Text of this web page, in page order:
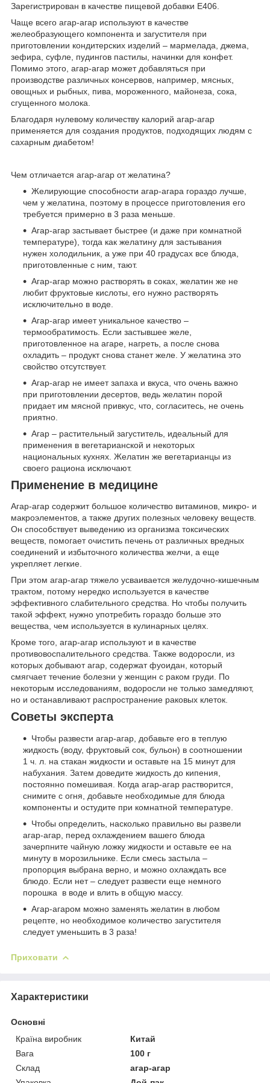
Зарегистрирован в качестве пищевой добавки Е406.
Чаще всего агар-агар используют в качестве
желеобразующего компонента и загустителя при
приготовлении кондитерских изделий – мармелада, джема,
зефира, суфле, пудингов пастилы, начинки для конфет.
Помимо этого, агар-агар может добавляться при
производстве различных консервов, например, мясных,
овощных и рыбных, пива, мороженного, майонеза, сока,
сгущенного молока.
Благодаря нулевому количеству калорий агар-агар
применяется для создания продуктов, подходящих людям с
сахарным диабетом!
Чем отличается агар-агар от желатина?
Желирующие способности агар-агара гораздо лучше,
чем у желатина, поэтому в процессе приготовления его
требуется примерно в 3 раза меньше.
Агар-агар застывает быстрее (и даже при комнатной
температуре), тогда как желатину для застывания
нужен холодильник, а уже при 40 градусах все блюда,
приготовленные с ним, тают.
Агар-агар можно растворять в соках, желатин же не
любит фруктовые кислоты, его нужно растворять
исключительно в воде.
Агар-агар имеет уникальное качество –
термообратимость. Если застывшее желе,
приготовленное на агаре, нагреть, а после снова
охладить – продукт снова станет желе. У желатина это
свойство отсутствует.
Агар-агар не имеет запаха и вкуса, что очень важно
при приготовлении десертов, ведь желатин порой
придает им мясной привкус, что, согласитесь, не очень
приятно.
Агар – растительный загуститель, идеальный для
применения в вегетарианской и некоторых
национальных кухнях. Желатин же вегетарианцы из
своего рациона исключают.
Применение в медицине
Агар-агар содержит большое количество витаминов, микро- и
макроэлементов, а также других полезных человеку веществ.
Он способствует выведению из организма токсических
веществ, помогает очистить печень от различных вредных
соединений и избыточного количества желчи, а еще
укрепляет легкие.
При этом агар-агар тяжело усваивается желудочно-кишечным
трактом, потому нередко используется в качестве
эффективного слабительного средства. Но чтобы получить
такой эффект, нужно употребить гораздо больше это
вещества, чем используется в кулинарных целях.
Кроме того, агар-агар используют и в качестве
противовоспалительного средства. Также водоросли, из
которых добывают агар, содержат фуоидан, который
смягчает течение болезни у женщин с раком груди. По
некоторым исследованиям, водоросли не только замедляют,
но и останавливают распространение раковых клеток.
Советы эксперта
Чтобы развести агар-агар, добавьте его в теплую
жидкость (воду, фруктовый сок, бульон) в соотношении
1 ч. л. на стакан жидкости и оставьте на 15 минут для
набухания. Затем доведите жидкость до кипения,
постоянно помешивая. Когда агар-агар растворится,
снимите с огня, добавьте необходимые для блюда
компоненты и остудите при комнатной температуре.
Чтобы определить, насколько правильно вы развели
агар-агар, перед охлаждением вашего блюда
зачерпните чайную ложку жидкости и оставьте ее на
минуту в морозильнике. Если смесь застыла –
пропорция выбрана верно, и можно охлаждать все
блюдо. Если нет – следует развести еще немного
порошка в воде и влить в общую массу.
Агар-агаром можно заменять желатин в любом
рецепте, но необходимое количество загустителя
следует уменьшить в 3 раза!
Приховати
Характеристики
Основні
Країна виробник
Китай
Вага
100 г
Склад
агар-агар